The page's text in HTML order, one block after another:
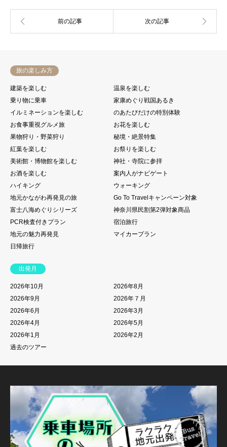
旅の楽しみ方
建築を楽しむ
温泉を楽しむ
乗り物に乗車
家康めぐり戦国あるき
イルミネーションを楽しむ
のあたびだけの特別体験
お食事重視グルメ旅
お花を楽しむ
果物狩り・野菜狩り
秘境・絶景特集
紅葉を楽しむ
お祭りを楽しむ
美術館・博物館を楽しむ
神社・寺院に参拝
お酒を楽しむ
案内人がナビゲート
ハイキング
ウォーキング
地元かながわ再発見の旅
Go To Travelキャンペーン対象
富士八海めぐりシリーズ
神奈川県民割第2弾対象商品
PCR検査付きプラン
宿泊旅行
地元の魅力再発見
マイカープラン
日帰旅行
出発月
2026年10月
2026年8月
2026年9月
2026年７月
2026年6月
2026年3月
2026年4月
2026年5月
2026年1月
2026年2月
過去のツアー